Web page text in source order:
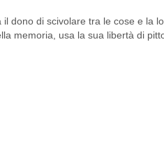
dono di scivolare tra le cose e la
memoria, usa la sua libertà di